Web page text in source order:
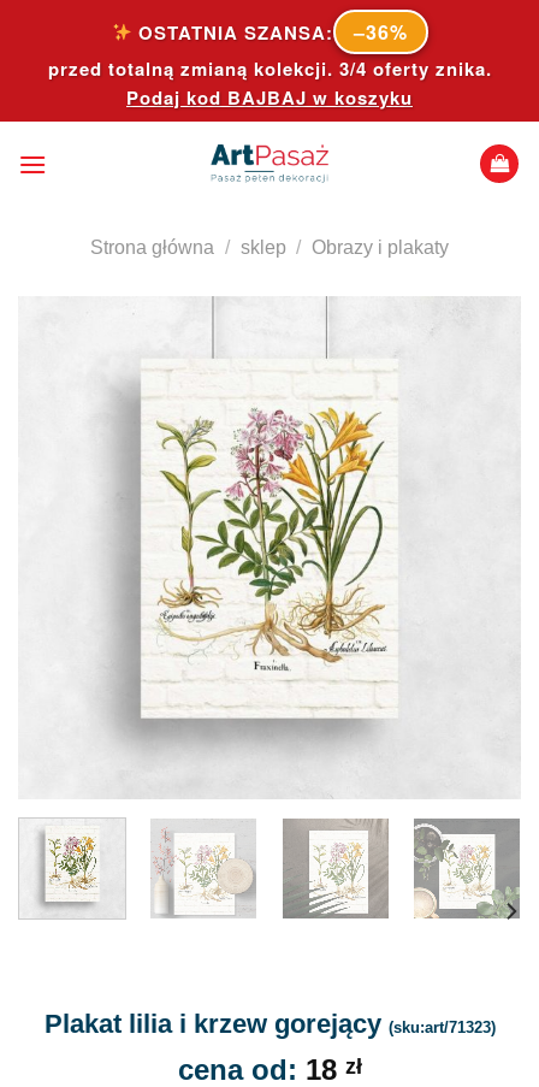
content
OSTATNIA SZANSA: –36%
przed totalną zmianą kolekcji. 3/4 oferty znika.
Podaj kod BAJBAJ w koszyku
Strona główna / sklep / Obrazy i plakaty
Plakat lilia i krzew gorejący (sku:art/71323)
cena od: 18 zł